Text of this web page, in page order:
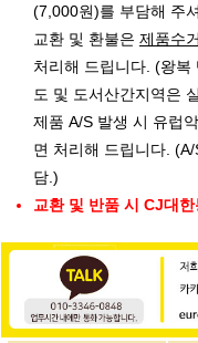
(7,000원)를 부담해 주
교환 및 환불은 제품수
처리해 드립니다. (왕
도 및 도서산간지역은
제품 A/S 발생 시 유럽
면 처리해 드립니다.
담.)
교환 및 반품 시 CJ대